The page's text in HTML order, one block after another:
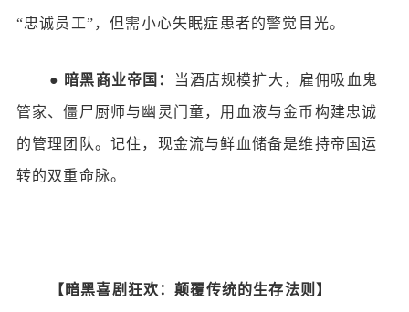
“忠诚员工”，但需小心失眠症患者的警觉目光。
● 暗黑商业帝国： 当酒店规模扩大，雇佣吸血鬼
管家、僵尸厨师与幽灵门童，用血液与金币构建忠诚
的管理团队。记住，现金流与鲜血储备是维持帝国运
转的双重命脉。
【暗黑喜剧狂欢：颠覆传统的生存法则】